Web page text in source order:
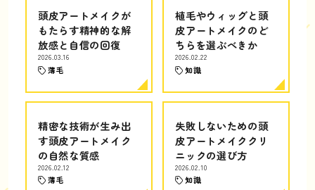
頭皮アートメイクが
もたらす精神的な解
放感と自信の回復
2026.03.16
薄毛
植毛やウィッグと頭
皮アートメイクのど
ちらを選ぶべきか
2026.02.22
知識
精密な技術が生み出
す頭皮アートメイク
の自然な質感
2026.02.12
薄毛
失敗しないための頭
皮アートメイククリ
ニックの選び方
2026.02.10
知識